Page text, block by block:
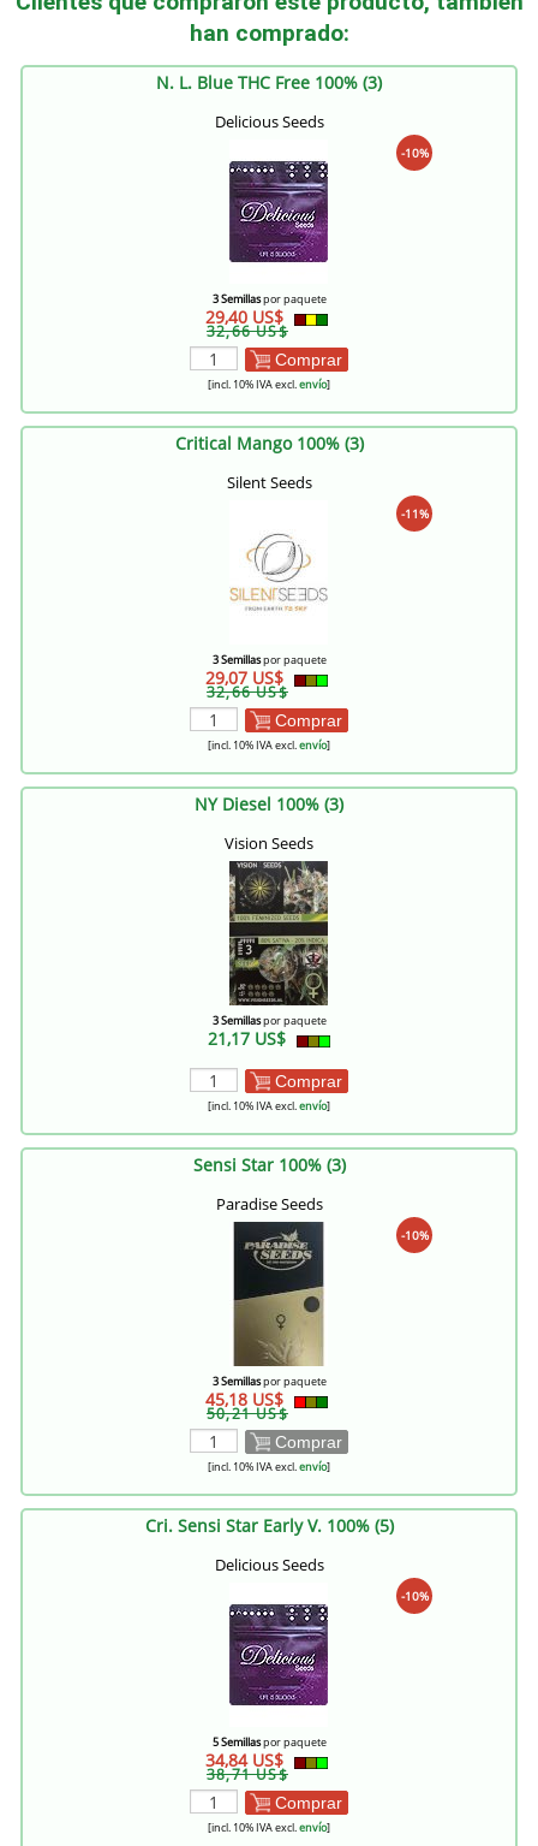
han comprado:
N. L. Blue THC Free 100% (3)
Delicious Seeds
-10%
3 Semillaspor paquete
29,40 US$
32,66 US$
Comprar
[incl. 10% IVA excl.envío]
Critical Mango 100% (3)
Silent Seeds
-11%
3 Semillaspor paquete
29,07 US$
32,66 US$
Comprar
[incl. 10% IVA excl.envío]
NY Diesel 100% (3)
Vision Seeds
3 Semillaspor paquete
21,17 US$
Comprar
[incl. 10% IVA excl.envío]
Sensi Star 100% (3)
Paradise Seeds
-10%
3 Semillaspor paquete
45,18 US$
50,21 US$
Comprar
[incl. 10% IVA excl.envío]
Cri. Sensi Star Early V. 100% (5)
Delicious Seeds
-10%
5 Semillaspor paquete
34,84 US$
38,71 US$
Comprar
[incl. 10% IVA excl.envío]